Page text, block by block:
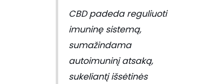
CBD padeda reguliuoti
imuninę sistemą,
sumažindama
autoimuninį atsaką,
sukeliantį išsėtinės